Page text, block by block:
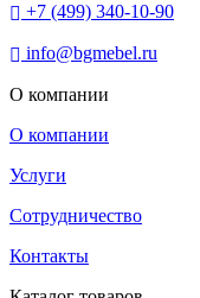
+7 (499) 340-10-90
info@bgmebel.ru
О компании
О компании
Услуги
Сотрудничество
Контакты